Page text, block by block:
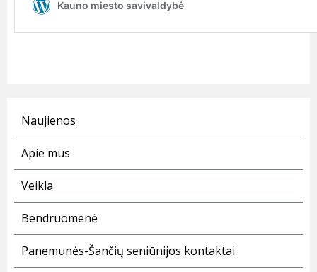
Naujienos
Apie mus
Veikla
Bendruomenė
Panemunės-Šančių seniūnijos kontaktai